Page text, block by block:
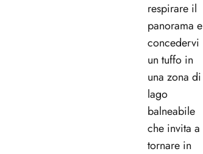
respirare il
panorama e
concedervi
un tuffo in
una zona di
lago
balneabile
che invita a
tornare in